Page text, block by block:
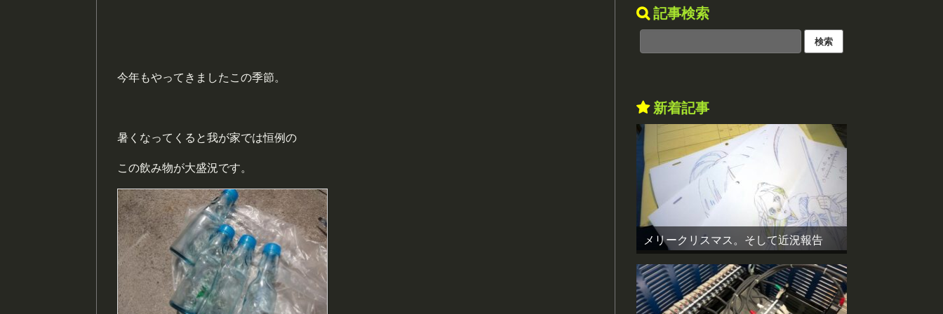
今年もやってきましたこの季節。
暑くなってくると我が家では恒例の
この飲み物が大盛況です。
記事検索
新着記事
メリークリスマス。そして近況報告